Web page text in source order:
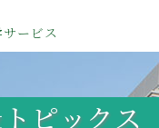
ービス
ピックス